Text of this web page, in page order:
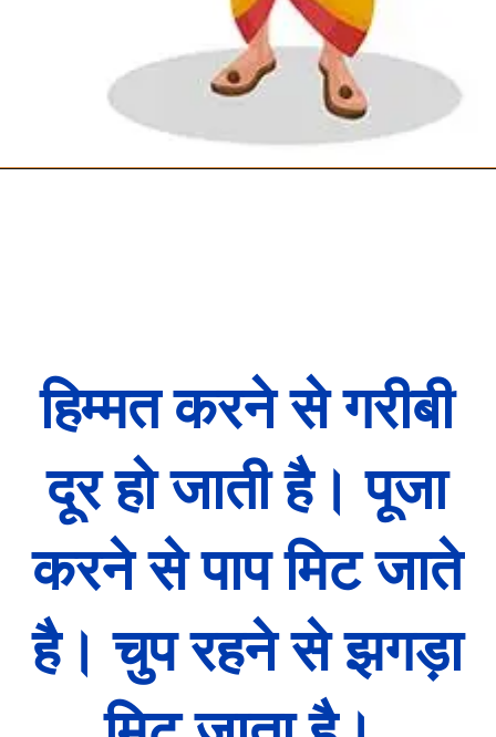
हिम्मत करने से गरीबी
दूर हो जाती है। पूजा
करने से पाप मिट जाते
है। चुप रहने से झगड़ा